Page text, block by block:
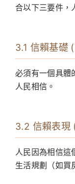
合以下三要件，
3.1 信賴基礎
必須有一個具體
人民相信。
3.2 信賴表
人民因為相信這
生活規劃（如買